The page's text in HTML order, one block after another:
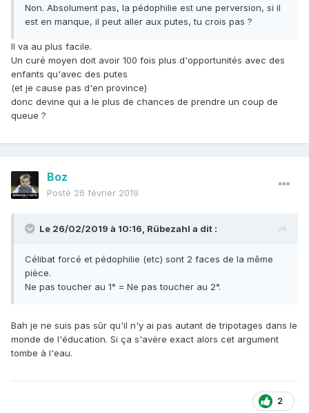
Non. Absolument pas, la pédophilie est une perversion, si il
est en manque, il peut aller aux putes, tu crois pas ?
Il va au plus facile.
Un curé moyen doit avoir 100 fois plus d'opportunités avec des
enfants qu'avec des putes
(et je cause pas d'en province)
donc devine qui a le plus de chances de prendre un coup de
queue ?
Boz
Posté 26 février 2019
Le 26/02/2019 à 10:16, Rübezahl a dit :
Célibat forcé et pédophilie (etc) sont 2 faces de la même
pièce.
Ne pas toucher au 1° = Ne pas toucher au 2°.
Bah je ne suis pas sûr qu'il n'y ai pas autant de tripotages dans le
monde de l'éducation. Si ça s'avère exact alors cet argument
tombe à l'eau.
2